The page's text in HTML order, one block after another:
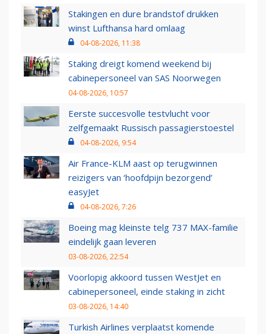
Stakingen en dure brandstof drukken
winst Lufthansa hard omlaag
04-08-2026, 11:38
Staking dreigt komend weekend bij
cabinepersoneel van SAS Noorwegen
04-08-2026, 10:57
Eerste succesvolle testvlucht voor
zelfgemaakt Russisch passagierstoestel
04-08-2026, 9:54
Air France-KLM aast op terugwinnen
reizigers van ‘hoofdpijn bezorgend’
easyJet
04-08-2026, 7:26
Boeing mag kleinste telg 737 MAX-familie
eindelijk gaan leveren
03-08-2026, 22:54
Voorlopig akkoord tussen WestJet en
cabinepersoneel, einde staking in zicht
03-08-2026, 14:40
Turkish Airlines verplaatst komende